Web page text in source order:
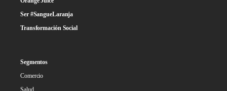
Ser #SangueLaranja
Transformación Social
Segmentos
Comercio
Salud